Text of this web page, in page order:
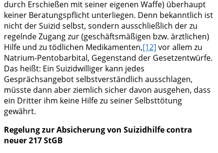
durch Erschießen mit seiner eigenen Waffe) überhaupt
keiner Beratungspflicht unterliegen. Denn bekanntlich ist
nicht der Suizid selbst, sondern ausschließlich der zu
regelnde Zugang zur (geschäftsmäßigen bzw. ärztlichen)
Hilfe und zu tödlichen Medikamenten,[12] vor allem zu
Natrium-Pentobarbital, Gegenstand der Gesetzentwürfe.
Das heißt: Ein Suizidwilliger kann jedes
Gesprächsangebot selbstverständlich ausschlagen,
müsste dann aber ziemlich sicher davon ausgehen, dass
ein Dritter ihm keine Hilfe zu seiner Selbsttötung
gewährt.
Regelung zur Absicherung von Suizidhilfe contra
neuer 217 StGB